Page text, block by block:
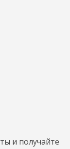
и получайте